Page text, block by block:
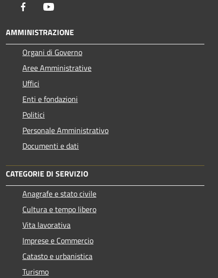
Facebook
AMMINISTRAZIONE
Organi di Governo
Aree Amministrative
Uffici
Enti e fondazioni
Politici
Personale Amministrativo
Documenti e dati
CATEGORIE DI SERVIZIO
Anagrafe e stato civile
Cultura e tempo libero
Vita lavorativa
Imprese e Commercio
Catasto e urbanistica
Turismo